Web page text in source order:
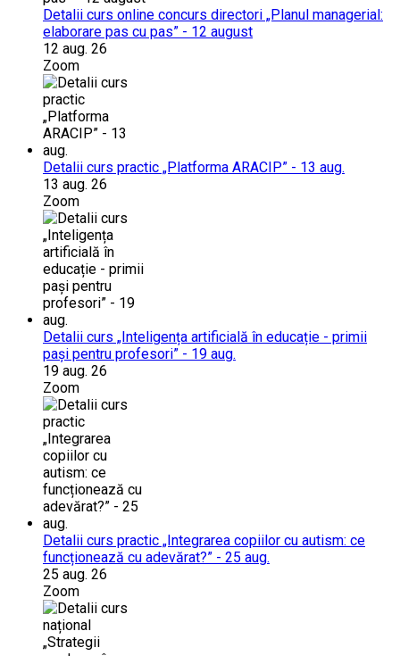
Detalii curs online concurs directori „Planul managerial:
elaborare pas cu pas” - 12 august
12 aug. 26
Zoom
Detalii curs practic „Platforma ARACIP” - 13 aug.
13 aug. 26
Zoom
Detalii curs „Inteligența artificială în educație - primii
pași pentru profesori” - 19 aug.
19 aug. 26
Zoom
Detalii curs practic „Integrarea copiilor cu autism: ce
funcționează cu adevărat?” - 25 aug.
25 aug. 26
Zoom